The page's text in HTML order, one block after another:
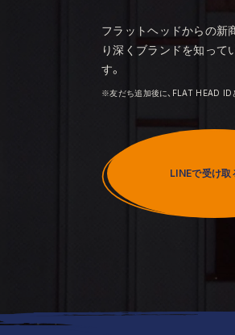
フラットヘッドからの新
り深くブランドを知って
す。
※友だち追加後に、FLAT HEAD ID
LINEで受け取